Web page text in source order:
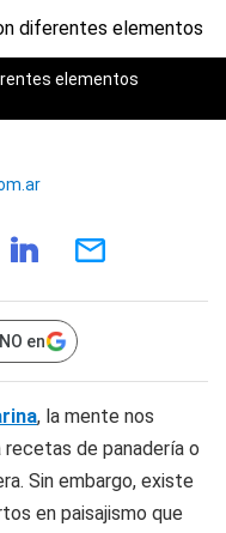
elementos
en
, la mente nos
de panadería o
Sin embargo, existe
en paisajismo que